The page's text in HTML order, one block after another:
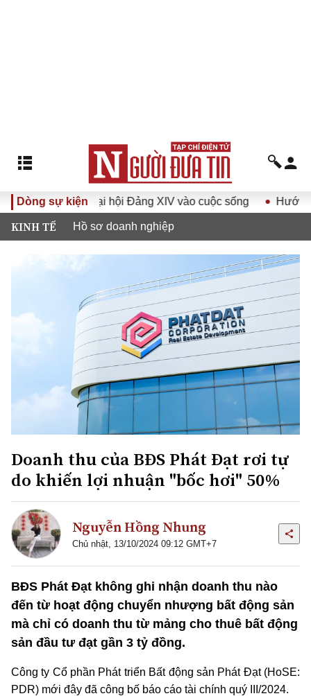
Dòng sự kiện
quyết Đại hội Đảng XIV vào cuộc sống Hướng tới
KINH TẾ Hồ sơ doanh nghiệp
Doanh thu của BĐS Phát Đạt rơi tự
do khiến lợi nhuận "bốc hơi" 50%
Nguyễn Hồng Nhung
Chủ nhật, 13/10/2024 09:12 GMT+7
BĐS Phát Đạt không ghi nhận doanh thu nào
đến từ hoạt động chuyển nhượng bất động sản
mà chỉ có doanh thu từ mảng cho thuê bất động
sản đầu tư đạt gần 3 tỷ đồng.
Công ty Cổ phần Phát triển Bất động sản Phát Đạt (HoSE:
PDR) mới đây đã công bố báo cáo tài chính quý III/2024.